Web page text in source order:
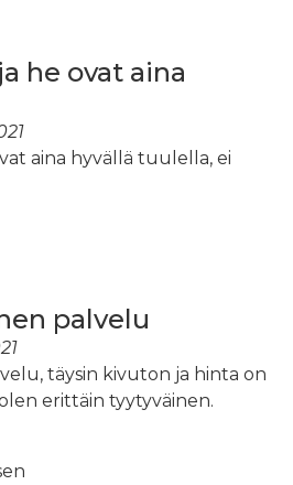
he ovat aina
aina hyvällä tuulella, ei
palvelu
täysin kivuton ja hinta on
erittäin tyytyväinen.